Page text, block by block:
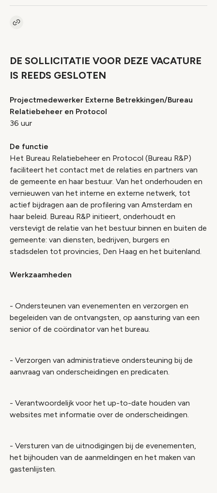
Kopieer link naar vacature
DE SOLLICITATIE VOOR DEZE VACATURE
IS REEDS GESLOTEN
Projectmedewerker Externe Betrekkingen/Bureau
Relatiebeheer en Protocol
36 uur
De functie
Het Bureau Relatiebeheer en Protocol (Bureau R&P)
faciliteert het contact met de relaties en partners van
de gemeente en haar bestuur. Van het onderhouden en
vernieuwen van het interne en externe netwerk, tot
actief bijdragen aan de profilering van Amsterdam en
haar beleid. Bureau R&P initieert, onderhoudt en
verstevigt de relatie van het bestuur binnen en buiten de
gemeente: van diensten, bedrijven, burgers en
stadsdelen tot provincies, Den Haag en het buitenland.
Werkzaamheden
- Ondersteunen van evenementen en verzorgen en
begeleiden van de ontvangsten, op aansturing van een
senior of de coördinator van het bureau.
- Verzorgen van administratieve ondersteuning bij de
aanvraag van onderscheidingen en predicaten.
- Verantwoordelijk voor het up-to-date houden van
websites met informatie over de onderscheidingen.
- Versturen van de uitnodigingen bij de evenementen,
het bijhouden van de aanmeldingen en het maken van
gastenlijsten.